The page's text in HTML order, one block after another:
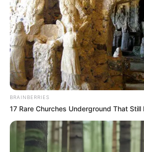
Cayeron los delincuentes
azotada con atracos la
Huila
de una
en
BRAINBERRIES
17 Rare Churches Underground That Still